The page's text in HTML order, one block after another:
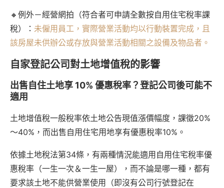
🔸例外－經營網拍（符合者可申請全數按自用住宅稅率課
稅）： 未僱用員工，實際營業活動均以行動裝置完成，且
該房屋未供辦公或存放與營業活動相關之設備及物品者。
自家登記公司對土地增值稅的影響
出售自住土地享 10% 優惠稅率？登記公司後可能不
適用
土地增值稅一般稅率依土地公告現值漲價幅度，課徵20%
～40%，而出售自用住宅用地享有優惠稅率10%。
依據土地稅法第34條，有兩種情況能適用自用住宅稅率優
惠稅率（一生一次＆一生一屋），而不論是哪一種，都有
要求該土地不能供營業使用（即沒有公司行號登記在